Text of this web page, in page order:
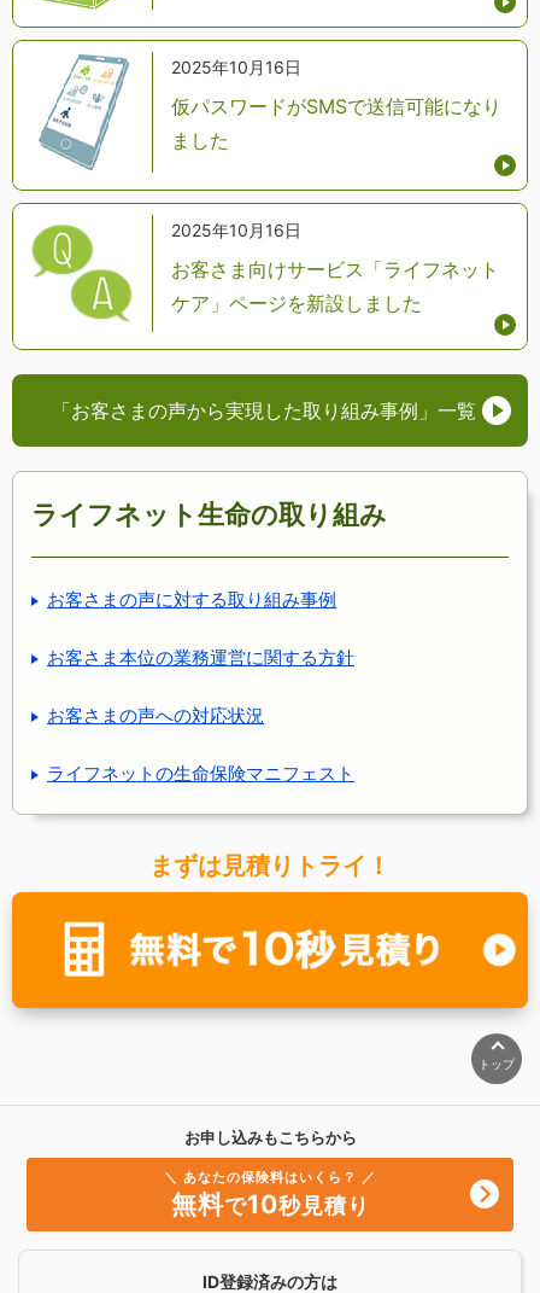
2025年10月16日
仮パスワードがSMSで送信可能になり
ました
2025年10月16日
お客さま向けサービス「ライフネット
ケア」ページを新設しました
「お客さまの声から実現した取り組み事例」 一覧
ライフネット生命の取り組み
お客さまの声に対する取り組み事例
お客さま本位の業務運営に関する方針
お客さまの声への対応状況
ライフネットの生命保険マニフェスト
まずは見積りトライ！
トップ
お申し込みもこちらから
＼ あなたの保険料はいくら？ ／
無料で10秒見積り
ID登録済みの方は